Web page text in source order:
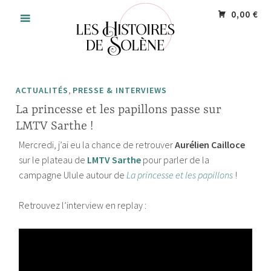
0,00 €
ACTUALITÉS, PRESSE & INTERVIEWS
La princesse et les papillons passe sur
LMTV Sarthe !
Mercredi, j’ai eu la chance de retrouverAurélien Cailloce
sur le plateau de LMTV Sarthe pour parler de la
campagne Ulule autour de La princesse et les papillons !
Retrouvez l’interview en replay :